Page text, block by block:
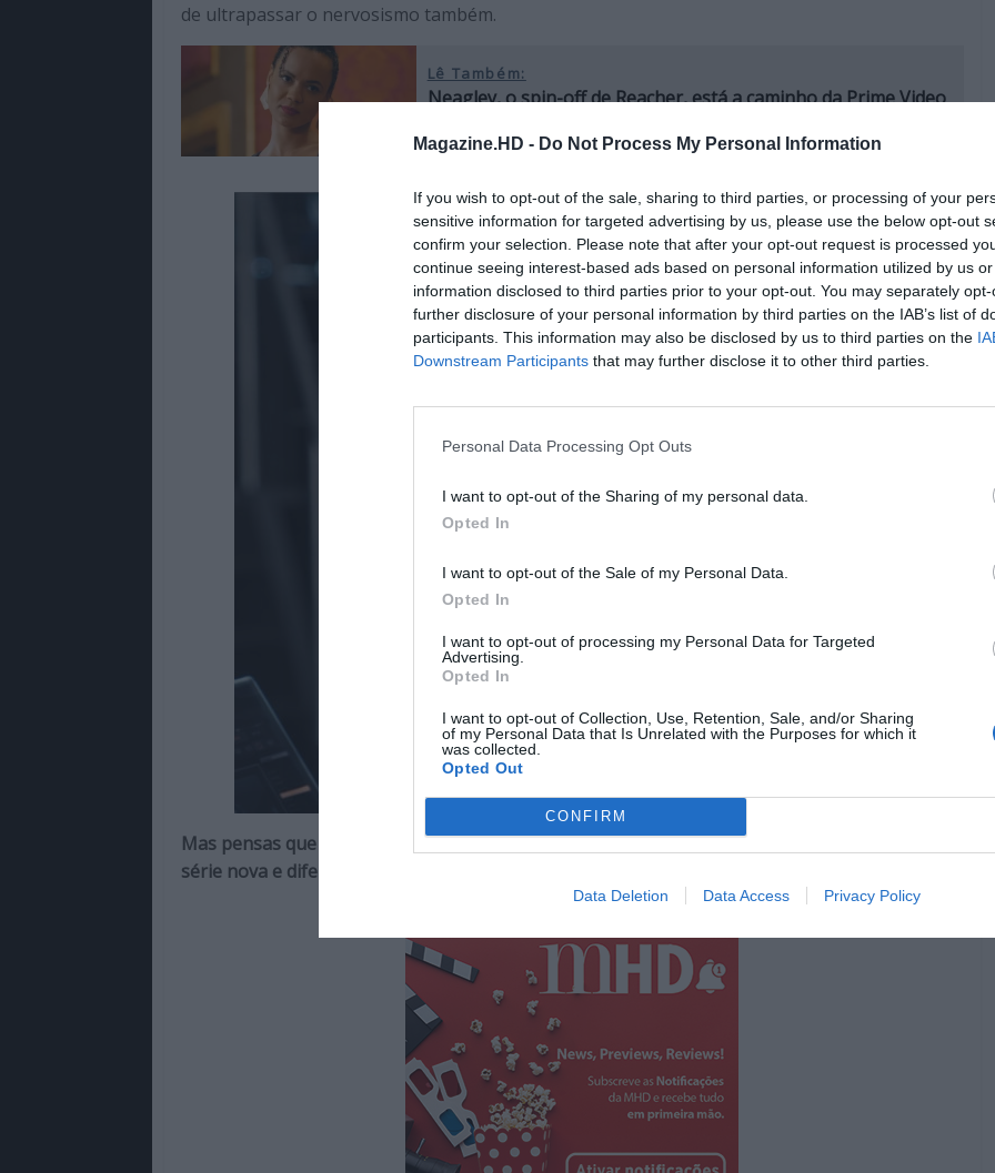
Magazine.HD - Do Not Process My Personal Information
If you wish to opt-out of the sale, sharing to third parties, or processing of your
sensitive information for targeted advertising by us, please use the below opt-out
confirm your selection. Please note that after your opt-out request is processed
continue seeing interest-based ads based on personal information utilized by us
information disclosed to third parties prior to your opt-out. You may separately
further disclosure of your personal information by third parties on the IAB’s list of
participants. This information may also be disclosed by us to third parties on the
Downstream Participants that may further disclose it to other third parties.
Personal Data Processing Opt Outs
I want to opt-out of the Sharing of my personal data.
Opted In
I want to opt-out of the Sale of my Personal Data.
Opted In
I want to opt-out of processing my Personal Data for Targeted
Advertising.
Opted In
I want to opt-out of Collection, Use, Retention, Sale, and/or Sharing
of my Personal Data that Is Unrelated with the Purposes for which it
was collected.
Opted Out
CONFIRM
Data Deletion Data Access Privacy Policy
de ultrapassar o nervosismo também.
Lê Também:
Neagley, o spin-off de Reacher, está a caminho da Prime Video
Mas pensas que serias capaz de voltar para a televisão se te fosse oferecido um papel numa
série nova e diferente?